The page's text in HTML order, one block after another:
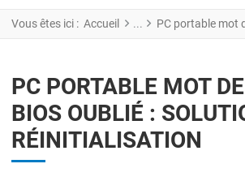
Vous êtes ici : Accueil PC portable mot de passe
PC PORTABLE MOT
BIOS OUBLIÉ :
RÉINITIALISATION